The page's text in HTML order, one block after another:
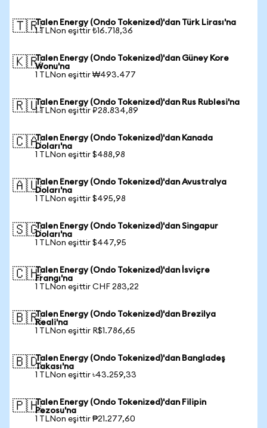
🇹🇷Talen Energy (Ondo Tokenized)'dan Türk Lirası'na
1 TLNon eşittir ₺16.718,36
🇰🇷Talen Energy (Ondo Tokenized)'dan Güney Kore
Wonu'na
1 TLNon eşittir ₩493.477
🇷🇺Talen Energy (Ondo Tokenized)'dan Rus Rublesi'na
1 TLNon eşittir ₽28.834,89
🇨🇦Talen Energy (Ondo Tokenized)'dan Kanada
Doları'na
1 TLNon eşittir $488,98
🇦🇺Talen Energy (Ondo Tokenized)'dan Avustralya
Doları'na
1 TLNon eşittir $495,98
🇸🇬Talen Energy (Ondo Tokenized)'dan Singapur
Doları'na
1 TLNon eşittir $447,95
🇨🇭Talen Energy (Ondo Tokenized)'dan İsviçre
Frangı'na
1 TLNon eşittir CHF 283,22
🇧🇷Talen Energy (Ondo Tokenized)'dan Brezilya
Reali'na
1 TLNon eşittir R$1.786,65
🇧🇩Talen Energy (Ondo Tokenized)'dan Bangladeş
Takası'na
1 TLNon eşittir ৳43.259,33
🇵🇭Talen Energy (Ondo Tokenized)'dan Filipin
Pezosu'na
1 TLNon eşittir ₱21.277,60